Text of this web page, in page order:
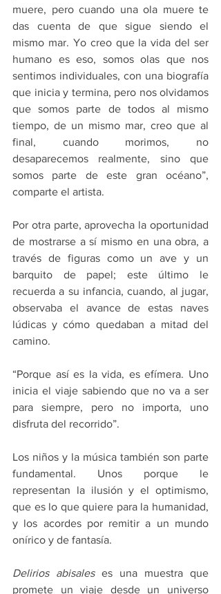
muere, pero cuando una ola muere te
das cuenta de que sigue siendo el
mismo mar. Yo creo que la vida del ser
humano es eso, somos olas que nos
sentimos individuales, con una biografía
que inicia y termina, pero nos olvidamos
que somos parte de todos al mismo
tiempo, de un mismo mar, creo que al
final, cuando morimos, no
desaparecemos realmente, sino que
somos parte de este gran océano”,
comparte el artista.
Por otra parte, aprovecha la oportunidad
de mostrarse a sí mismo en una obra, a
través de figuras como un ave y un
barquito de papel; este último le
recuerda a su infancia, cuando, al jugar,
observaba el avance de estas naves
lúdicas y cómo quedaban a mitad del
camino.
“Porque así es la vida, es efímera. Uno
inicia el viaje sabiendo que no va a ser
para siempre, pero no importa, uno
disfruta del recorrido”.
Los niños y la música también son parte
fundamental. Unos porque le
representan la ilusión y el optimismo,
que es lo que quiere para la humanidad,
y los acordes por remitir a un mundo
onírico y de fantasía.
Delirios abisales es una muestra que
promete un viaje desde un universo